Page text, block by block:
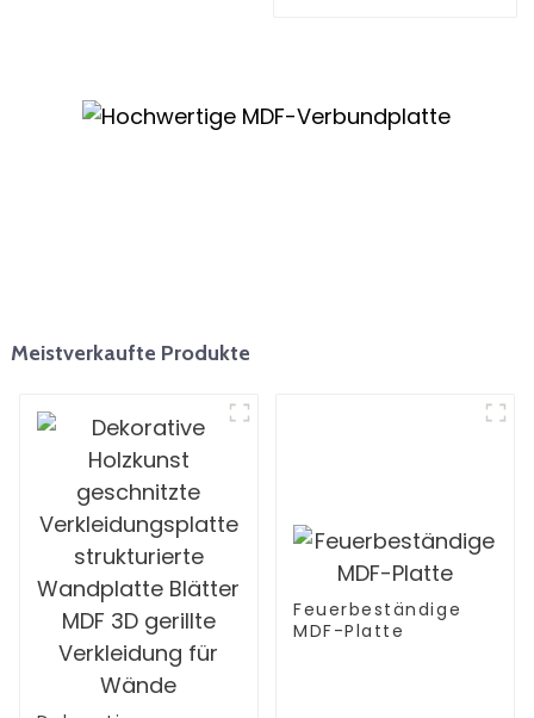
Meistverkaufte Produkte
Feuerbeständige
MDF-Platte